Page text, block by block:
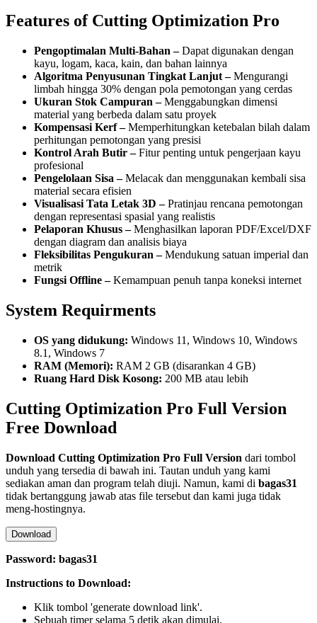
Features of Cutting Optimization Pro
Pengoptimalan Multi-Bahan –Dapat digunakan dengan
kayu, logam, kaca, kain, dan bahan lainnya
Algoritma Penyusunan Tingkat Lanjut –Mengurangi
limbah hingga 30% dengan pola pemotongan yang cerdas
Ukuran Stok Campuran –Menggabungkan dimensi
material yang berbeda dalam satu proyek
Kompensasi Kerf –Memperhitungkan ketebalan bilah dalam
perhitungan pemotongan yang presisi
Kontrol Arah Butir –Fitur penting untuk pengerjaan kayu
profesional
Pengelolaan Sisa –Melacak dan menggunakan kembali sisa
material secara efisien
Visualisasi Tata Letak 3D –Pratinjau rencana pemotongan
dengan representasi spasial yang realistis
Pelaporan Khusus –Menghasilkan laporan PDF/Excel/DXF
dengan diagram dan analisis biaya
Fleksibilitas Pengukuran –Mendukung satuan imperial dan
metrik
Fungsi Offline –Kemampuan penuh tanpa koneksi internet
System Requirments
OS yang didukung: Windows 11, Windows 10, Windows
8.1, Windows 7
RAM (Memori): RAM 2 GB (disarankan 4 GB)
Ruang Hard Disk Kosong: 200 MB atau lebih
Cutting Optimization Pro Full Version
Free Download
Download Cutting Optimization Pro Full Version dari tombol
unduh yang tersedia di bawah ini. Tautan unduh yang kami
sediakan aman dan program telah diuji. Namun, kami di bagas31
tidak bertanggung jawab atas file tersebut dan kami juga tidak
meng-hostingnya.
Download
Password: bagas31
Instructions to Download:
Klik tombol 'generate download link'.
Sebuah timer selama 5 detik akan dimulai.